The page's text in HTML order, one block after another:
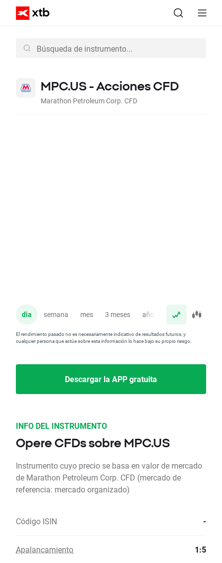
MPC.US - Acciones CFD
Marathon Petroleum Corp. CFD
dia semana mes 3 meses año
El rendimiento pasado no es necesariamente indicativo de resultados futuros, y
cualquier persona que actúe sobre esta información lo hace bajo su propio riesgo.
Descargar la APP gratuita
INFO DEL INSTRUMENTO
Opere CFDs sobre MPC.US
Instrumento cuyo precio se basa en valor de mercado
de Marathon Petroleum Corp. CFD (mercado de
referencia: mercado organizado)
Código ISIN -
Apalancamiento 1:5